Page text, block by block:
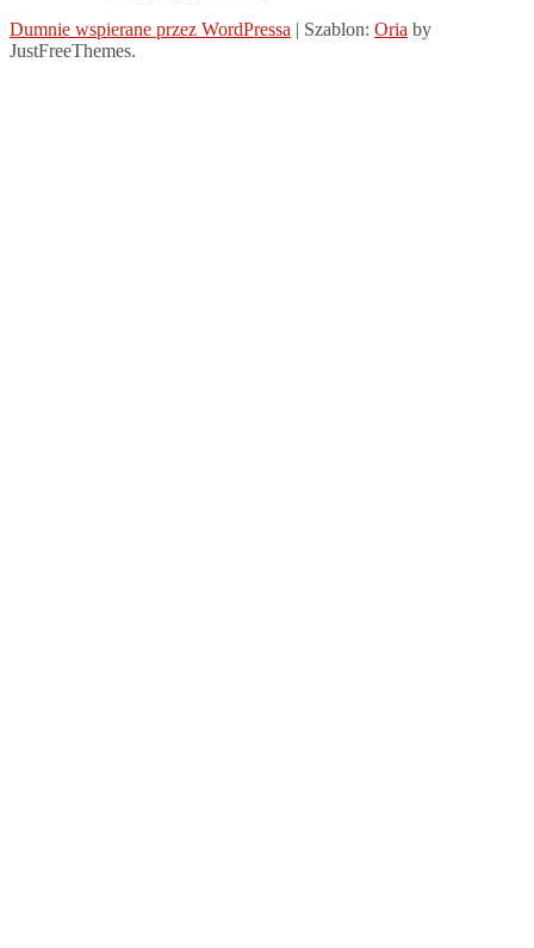
Dumnie wspierane przez WordPressa | Szablon: Oria by
JustFreeThemes.